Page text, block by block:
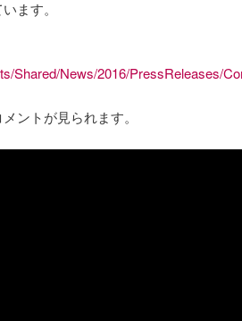
ます。
Shared/News/2016/PressReleases/
ントが見られます。